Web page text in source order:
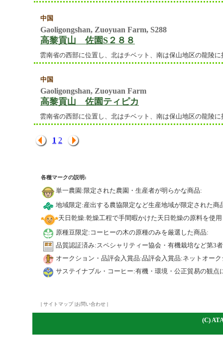
中国
Gaoligongshan, Zuoyuan Farm, S288
高黎貢山 佐園S２８８
雲南省の西部に位置し、北はチベット、南は保山地区の龍陵
中国
Gaoligongshan, Zuoyuan Farm
高黎貢山 佐園ティピカ
雲南省の西部に位置し、北はチベット、南は保山地区の龍陵
1 2
各種マークの説明:
単一農園:限定された農園・生産者が明らかな商品:
地域限定:産出する農協限定など生産地域が限定された商
天日乾燥:乾燥工程で手間暇かけた天日乾燥の原料を使
原種豆限定:コーヒーの木の原種のみを厳選した商品:
品質認証済み:スペシャリティー協会・有機栽培など第3
オークション・品評会入賞品:品評会入賞品:ネットオー
サステイナブル・コーヒー:有機・環境・公正貿易の観
| サイトマップ|お問い合わせ |
(C) A